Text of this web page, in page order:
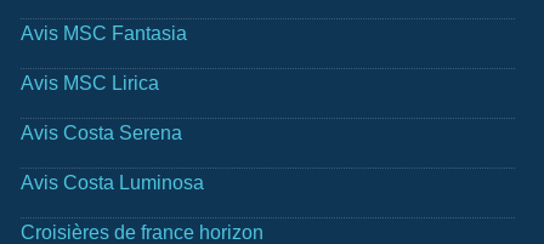
Avis MSC Fantasia
Avis MSC Lirica
Avis Costa Serena
Avis Costa Luminosa
Croisières de france horizon